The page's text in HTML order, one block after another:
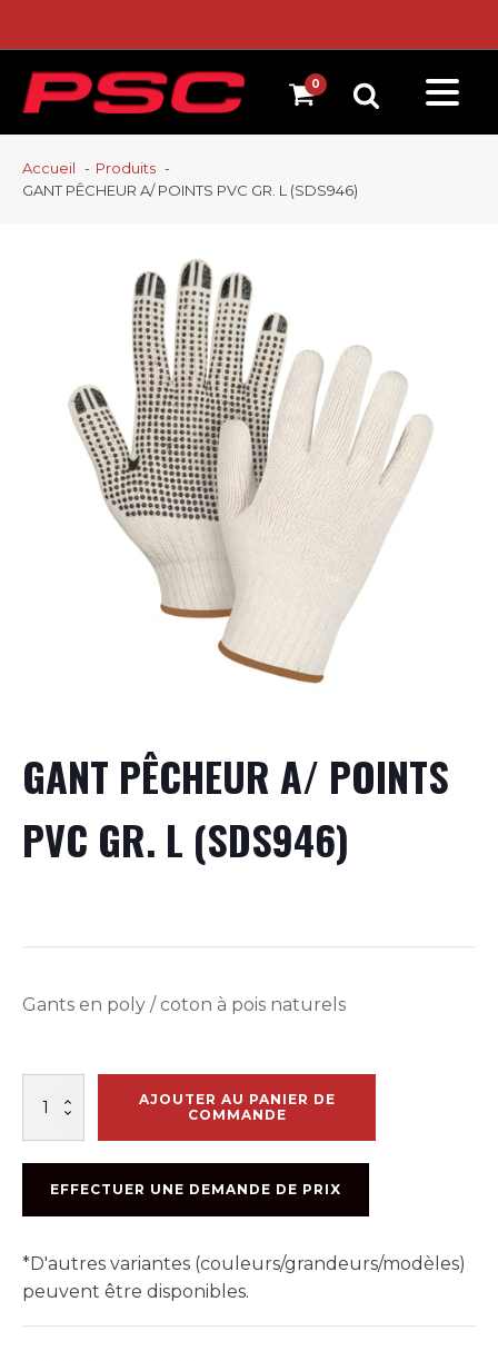
Accueil
Produits
GANT PÊCHEUR A/ POINTS PVC GR. L (SDS946)
GANT PÊCHEUR A/ POINTS
PVC GR. L (SDS946)
Gants en poly / coton à pois naturels
GANT
POINTS
PVC
L
(SDS946)
AJOUTER AU PANIER DE
COMMANDE
EFFECTUER UNE DEMANDE DE PRIX
*D'autres variantes (couleurs/grandeurs/modèles)
peuvent être disponibles.